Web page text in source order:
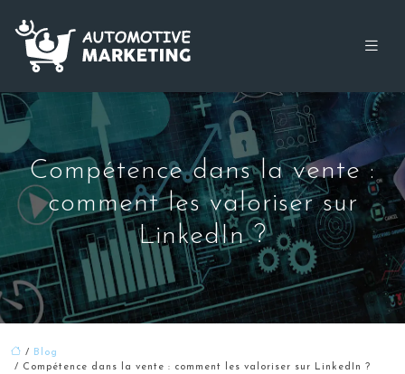
Compétence dans la vente :
comment les valoriser sur
LinkedIn ?
/
Blog
/ Compétence dans la vente : comment les valoriser sur LinkedIn ?